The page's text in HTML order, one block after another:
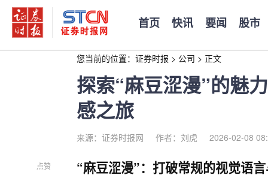
首页 快讯 要闻 股市
您当前的位置： 证券时报 > 公司 > 正文
探索“麻豆涩漫”的魅
感之旅
来源：证券时报网 作者：刘虎 2026-02-08
点赞 “麻豆涩漫”：打破常规的视觉语